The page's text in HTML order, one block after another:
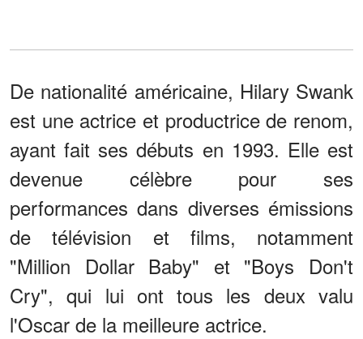
De nationalité américaine, Hilary Swank
est une actrice et productrice de renom,
ayant fait ses débuts en 1993. Elle est
devenue célèbre pour ses
performances dans diverses émissions
de télévision et films, notamment
"Million Dollar Baby" et "Boys Don't
Cry", qui lui ont tous les deux valu
l'Oscar de la meilleure actrice.